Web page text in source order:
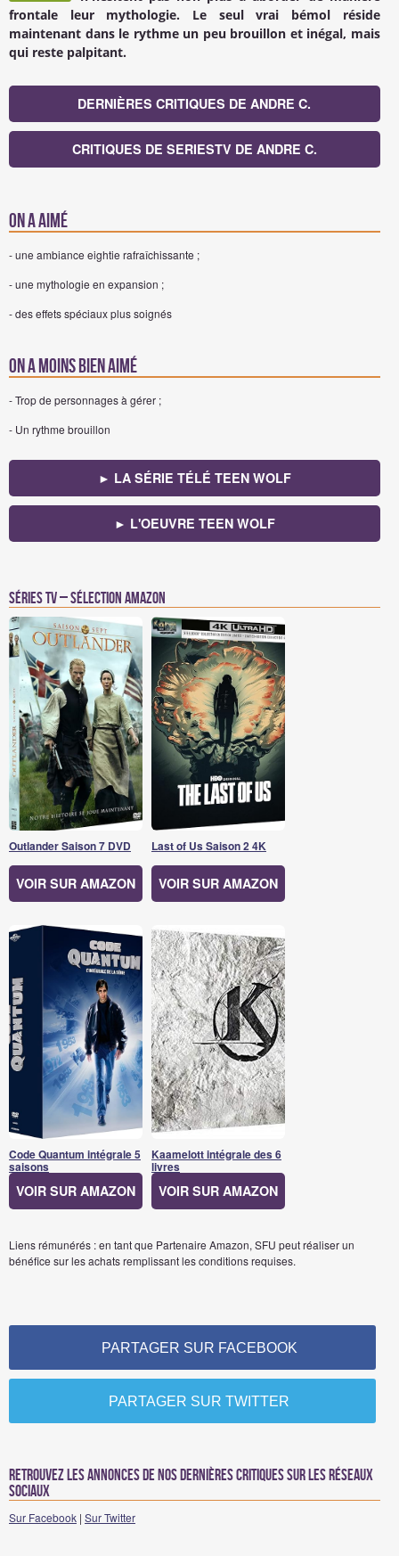
frontale leur mythologie. Le seul vrai bémol réside
maintenant dans le rythme un peu brouillon et inégal, mais
qui reste palpitant.
DERNIÈRES CRITIQUES DE ANDRE C.
CRITIQUES DE SERIESTV DE ANDRE C.
On a aimé
- une ambiance eightie rafraîchissante ;
- une mythologie en expansion ;
- des effets spéciaux plus soignés
On a moins bien aimé
- Trop de personnages à gérer ;
- Un rythme brouillon
► LA SÉRIE TÉLÉ TEEN WOLF
► L'OEUVRE TEEN WOLF
Séries TV – Sélection Amazon
Outlander Saison 7 DVD
VOIR SUR AMAZON
Last of Us Saison 2 4K
VOIR SUR AMAZON
Code Quantum intégrale 5
saisons
VOIR SUR AMAZON
Kaamelott intégrale des 6
livres
VOIR SUR AMAZON
Liens rémunérés : en tant que Partenaire Amazon, SFU peut réaliser un
bénéfice sur les achats remplissant les conditions requises.
PARTAGER SUR FACEBOOK
PARTAGER SUR TWITTER
Retrouvez les annonces de nos dernières critiques sur les réseaux
sociaux
Sur Facebook | Sur Twitter